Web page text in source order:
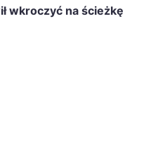
wkroczyć na ścieżkę